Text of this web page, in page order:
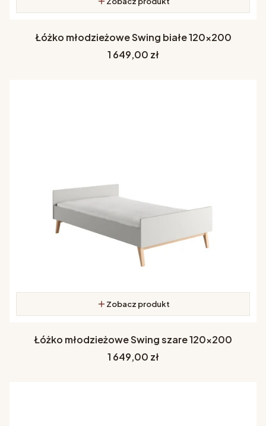
Łóżko młodzieżowe Swing białe 120x200
Cena
1 649,00 zł
Zobacz produkt
Łóżko młodzieżowe Swing szare 120x200
Cena
1 649,00 zł